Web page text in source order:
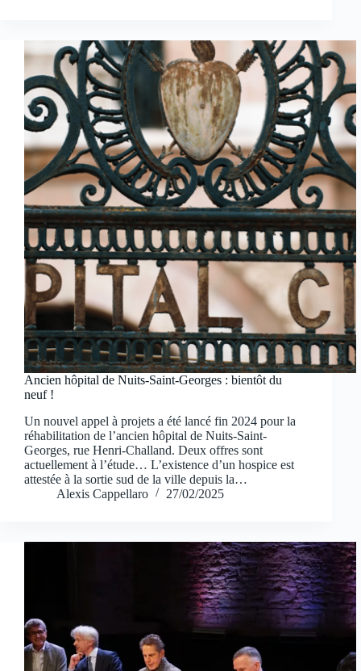
Ancien hôpital de Nuits-Saint-Georges : bientôt du
neuf !
Un nouvel appel à projets a été lancé fin 2024 pour la
réhabilitation de l’ancien hôpital de Nuits-Saint-
Georges, rue Henri-Challand. Deux offres sont
actuellement à l’étude… L’existence d’un hospice est
attestée à la sortie sud de la ville depuis la…
Alexis Cappellaro
27/02/2025